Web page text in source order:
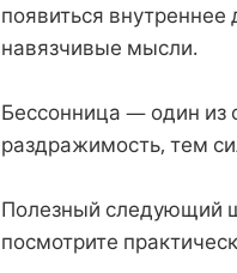
появиться внутреннее
навязчивые мысли.
Бессонница — один из
раздражимость, тем
Полезный следующий
посмотрите